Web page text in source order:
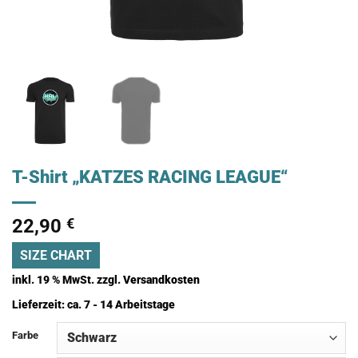
T-Shirt „KATZES RACING LEAGUE“
22,90 €
SIZE CHART
inkl. 19 % MwSt.zzgl.Versandkosten
Lieferzeit:ca. 7 - 14 Arbeitstage
Farbe